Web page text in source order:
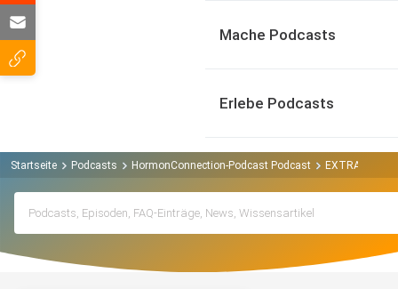
Mache Podcasts
Erlebe Podcasts
Startseite Podcasts HormonConnection-Podcast Podcast EXTRA